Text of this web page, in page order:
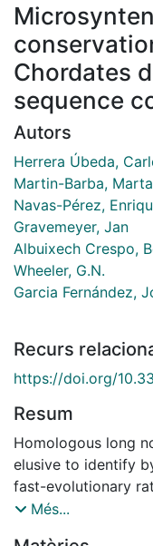
Chordates
sequence
Autors
Herrera Úbeda,
Martin-Barba, Marta
Navas-Pérez,
Gravemeyer, Jan
Albuixech Crespo,
Wheeler, G.N.
Garcia Fernández,
Recurs
https://doi.org/
Resum
Homologous long
elusive to identify
fast-evolutionary
pipeline that finds
Més...